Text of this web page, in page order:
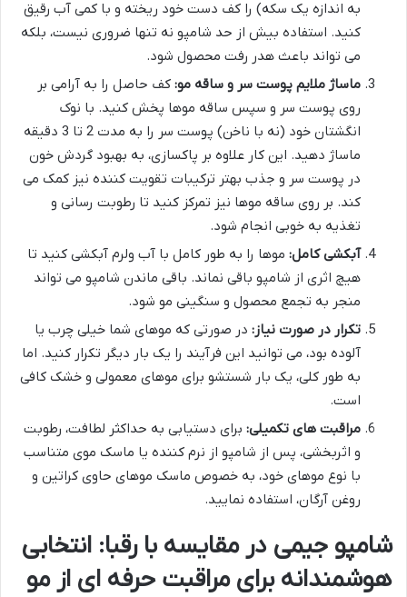
به اندازه یک سکه) را کف دست خود ریخته و با کمی آب رقیق
کنید. استفاده بیش از حد شامپو نه تنها ضروری نیست، بلکه
می تواند باعث هدر رفت محصول شود.
ماساژ ملایم پوست سر و ساقه مو: کف حاصل را به آرامی بر
روی پوست سر و سپس ساقه موها پخش کنید. با نوک
انگشتان خود (نه با ناخن) پوست سر را به مدت 2 تا 3 دقیقه
ماساژ دهید. این کار علاوه بر پاکسازی، به بهبود گردش خون
در پوست سر و جذب بهتر ترکیبات تقویت کننده نیز کمک می
کند. بر روی ساقه موها نیز تمرکز کنید تا رطوبت رسانی و
تغذیه به خوبی انجام شود.
آبکشی کامل: موها را به طور کامل با آب ولرم آبکشی کنید تا
هیچ اثری از شامپو باقی نماند. باقی ماندن شامپو می تواند
منجر به تجمع محصول و سنگینی مو شود.
تکرار در صورت نیاز: در صورتی که موهای شما خیلی چرب یا
آلوده بود، می توانید این فرآیند را یک بار دیگر تکرار کنید. اما
به طور کلی، یک بار شستشو برای موهای معمولی و خشک کافی
است.
مراقبت های تکمیلی: برای دستیابی به حداکثر لطافت، رطوبت
و اثربخشی، پس از شامپو از نرم کننده یا ماسک موی متناسب
با نوع موهای خود، به خصوص ماسک موهای حاوی کراتین و
روغن آرگان، استفاده نمایید.
شامپو جیمی در مقایسه با رقبا: انتخابی
هوشمندانه برای مراقبت حرفه ای از مو